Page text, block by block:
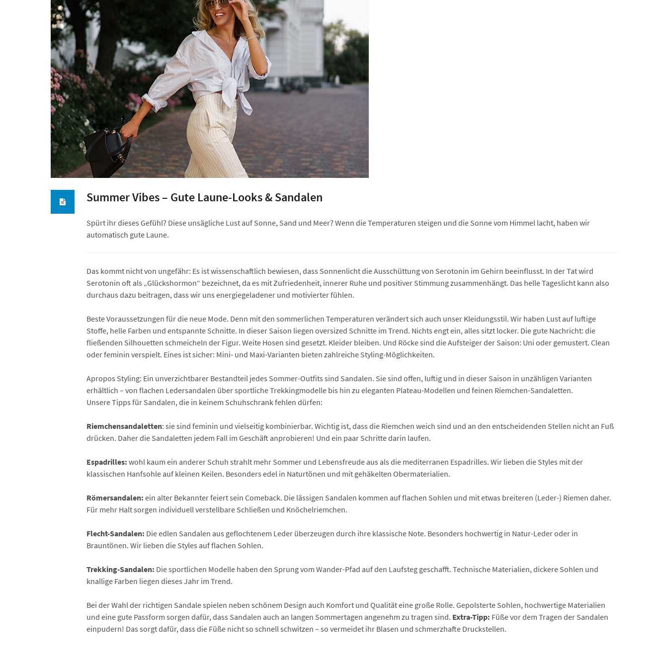
Summer Vibes – Gute Laune-Looks & Sandalen
Spürt ihr dieses Gefühl? Diese unsägliche Lust auf Sonne, Sand und Meer? Wenn die Temperaturen steigen und die Sonne vom Himmel lacht, haben wir
automatisch gute Laune.
Das kommt nicht von ungefähr: Es ist wissenschaftlich bewiesen, dass Sonnenlicht die Ausschüttung von Serotonin im Gehirn beeinflusst. In der Tat wird
Serotonin oft als „Glückshormon“ bezeichnet, da es mit Zufriedenheit, innerer Ruhe und positiver Stimmung zusammenhängt. Das helle Tageslicht kann also
durchaus dazu beitragen, dass wir uns energiegeladener und motivierter fühlen.
Beste Voraussetzungen für die neue Mode. Denn mit den sommerlichen Temperaturen verändert sich auch unser Kleidungsstil. Wir haben Lust auf luftige
Stoffe, helle Farben und entspannte Schnitte. In dieser Saison liegen oversized Schnitte im Trend. Nichts engt ein, alles sitzt locker. Die gute Nachricht: die
fließenden Silhouetten schmeicheln der Figur. Weite Hosen sind gesetzt. Kleider bleiben. Und Röcke sind die Aufsteiger der Saison: Uni oder gemustert. Clean
oder feminin verspielt. Eines ist sicher: Mini- und Maxi-Varianten bieten zahlreiche Styling-Möglichkeiten.
Apropos Styling: Ein unverzichtbarer Bestandteil jedes Sommer-Outfits sind Sandalen. Sie sind offen, luftig und in dieser Saison in unzähligen Varianten
erhältlich – von flachen Ledersandalen über sportliche Trekkingmodelle bis hin zu eleganten Plateau-Modellen und feinen Riemchen-Sandaletten.
Unsere Tipps für Sandalen, die in keinem Schuhschrank fehlen dürfen:
Riemchensandaletten: sie sind feminin und vielseitig kombinierbar. Wichtig ist, dass die Riemchen weich sind und an den entscheidenden Stellen nicht an Fuß
drücken. Daher die Sandaletten jedem Fall im Geschäft anprobieren! Und ein paar Schritte darin laufen.
Espadrilles: wohl kaum ein anderer Schuh strahlt mehr Sommer und Lebensfreude aus als die mediterranen Espadrilles. Wir lieben die Styles mit der
klassischen Hanfsohle auf kleinen Keilen. Besonders edel in Naturtönen und mit gehäkelten Obermaterialien.
Römersandalen: ein alter Bekannter feiert sein Comeback. Die lässigen Sandalen kommen auf flachen Sohlen und mit etwas breiteren (Leder-) Riemen daher.
Für mehr Halt sorgen individuell verstellbare Schließen und Knöchelriemchen.
Flecht-Sandalen: Die edlen Sandalen aus geflochtenem Leder überzeugen durch ihre klassische Note. Besonders hochwertig in Natur-Leder oder in
Brauntönen. Wir lieben die Styles auf flachen Sohlen.
Trekking-Sandalen: Die sportlichen Modelle haben den Sprung vom Wander-Pfad auf den Laufsteg geschafft. Technische Materialien, dickere Sohlen und
knallige Farben liegen dieses Jahr im Trend.
Bei der Wahl der richtigen Sandale spielen neben schönem Design auch Komfort und Qualität eine große Rolle. Gepolsterte Sohlen, hochwertige Materialien
und eine gute Passform sorgen dafür, dass Sandalen auch an langen Sommertagen angenehm zu tragen sind. Extra-Tipp: Füße vor dem Tragen der Sandalen
einpudern! Das sorgt dafür, dass die Füße nicht so schnell schwitzen – so vermeidet ihr Blasen und schmerzhafte Druckstellen.